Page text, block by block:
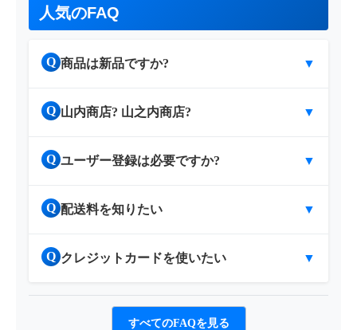
人気のFAQ
Q 商品は新品ですか? ▼
Q 山内商店? 山之内商店? ▼
Q ユーザー登録は必要ですか? ▼
Q 配送料を知りたい ▼
Q クレジットカードを使いたい ▼
すべてのFAQを見る